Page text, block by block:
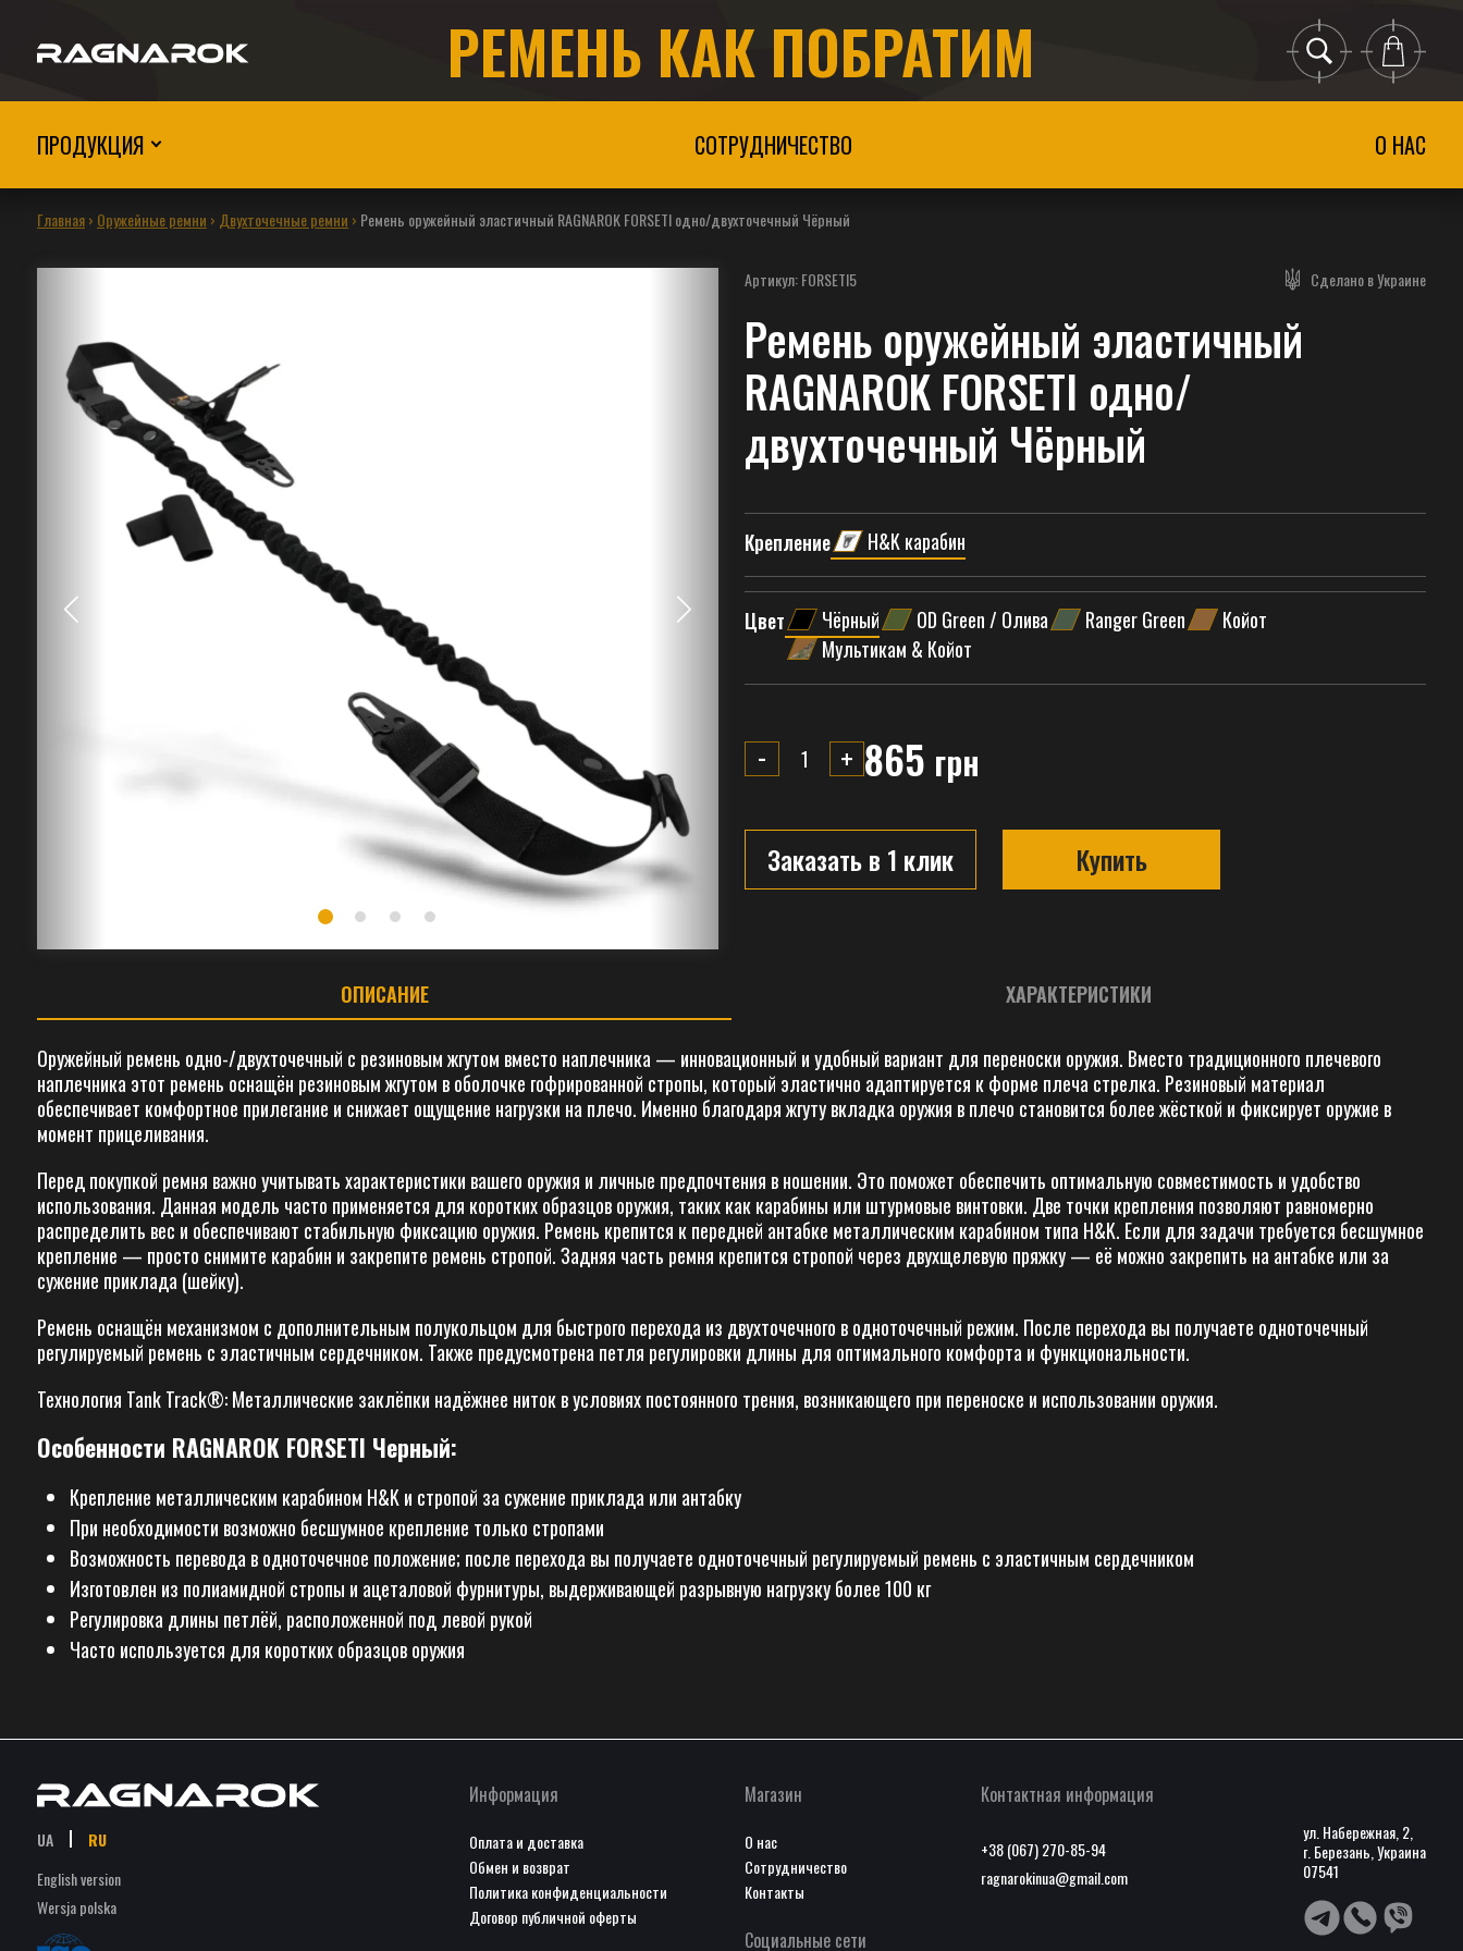
РЕМЕНЬ КАК ПОБРАТИМ
ПРОДУКЦИЯ СОТРУДНИЧЕСТВО О НАС
Главная› Оружейные ремни › Двухточечные ремни › Ремень оружейный эластичный RAGNAROK FORSETI одно/двухточечный Чёрный
Артикул:FORSETI5 Сделано в Украине
Ремень оружейный эластичный
RAGNAROK FORSETI одно/
двухточечный Чёрный
Крепление H&K карабин
Цвет Чёрный OD Green / Олива Ranger Green
Койот
Мультикам & Койот
- + 865 грн
Заказать в 1 клик Купить
ОПИСАНИЕ ХАРАКТЕРИСТИКИ
Оружейный ремень одно-/двухточечный с резиновым жгутом вместо наплечника — инновационный и удобный вариант для переноски оружия. Вместо традиционного плечевого
наплечника этот ремень оснащён резиновым жгутом в оболочке гофрированной стропы, который эластично адаптируется к форме плеча стрелка. Резиновый материал
обеспечивает комфортное прилегание и снижает ощущение нагрузки на плечо. Именно благодаря жгуту вкладка оружия в плечо становится более жёсткой и фиксирует оружие в
момент прицеливания.
Перед покупкой ремня важно учитывать характеристики вашего оружия и личные предпочтения в ношении. Это поможет обеспечить оптимальную совместимость и удобство
использования. Данная модель часто применяется для коротких образцов оружия, таких как карабины или штурмовые винтовки. Две точки крепления позволяют равномерно
распределить вес и обеспечивают стабильную фиксацию оружия. Ремень крепится к передней антабке металлическим карабином типа H&K. Если для задачи требуется бесшумное
крепление — просто снимите карабин и закрепите ремень стропой. Задняя часть ремня крепится стропой через двухщелевую пряжку — её можно закрепить на антабке или за
сужение приклада (шейку).
Ремень оснащён механизмом с дополнительным полукольцом для быстрого перехода из двухточечного в одноточечный режим. После перехода вы получаете одноточечный
регулируемый ремень с эластичным сердечником. Также предусмотрена петля регулировки длины для оптимального комфорта и функциональности.
Технология Tank Track®: Металлические заклёпки надёжнее ниток в условиях постоянного трения, возникающего при переноске и использовании оружия.
Особенности RAGNAROK FORSETI Черный:
Крепление металлическим карабином H&K и стропой за сужение приклада или антабку
При необходимости возможно бесшумное крепление только стропами
Возможность перевода в одноточечное положение; после перехода вы получаете одноточечный регулируемый ремень с эластичным сердечником
Изготовлен из полиамидной стропы и ацеталовой фурнитуры, выдерживающей разрывную нагрузку более 100 кг
Регулировка длины петлёй, расположенной под левой рукой
Часто используется для коротких образцов оружия
UA
RU
English version
Wersja polska
Информация
Оплата и доставка
Обмен и возврат
Политика конфиденциальности
Договор публичной оферты
Магазин
О нас
Сотрудничество
Контакты
Социальные сети
Контактная информация
+38 (067) 270-85-94
ragnarokinua@gmail.com
ул. Набережная, 2,
г. Березань, Украина
07541